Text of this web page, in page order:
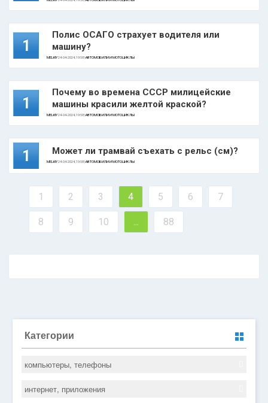
1
Полис ОСАГО страхует водителя или
машину?
MELKIY24-04-2024, 19:58 |АВТОМОБИЛИ И МОТОЦИКЛЫ
1
Почему во времена СССР милицейские
машины красили желтой краской?
MELKIY24-04-2024, 19:58 |АВТОМОБИЛИ И МОТОЦИКЛЫ
1 Может ли трамвай съехать с рельс (см)?
MELKIY24-04-2024, 19:58 |АВТОМОБИЛИ И МОТОЦИКЛЫ
1 2 3 4 5 6 7
8 9 10 ... 88
Категории
компьютеры, телефоны
интернет, приложения